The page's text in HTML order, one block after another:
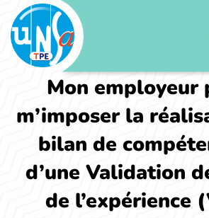
Mon
m’imposer la
bilan de
d’une Validation
de l’expérience